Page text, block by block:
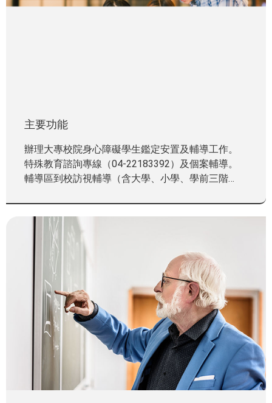
主要功能
辦理大專校院身心障礙學生鑑定安置及輔導工作。
特殊教育諮詢專線（04-22183392）及個案輔導。
輔導區到校訪視輔導（含大學、小學、學前三階
辦理各項特殊教育研習活動。
出版特殊教育與輔具科技半年期刊及特殊教育叢書。